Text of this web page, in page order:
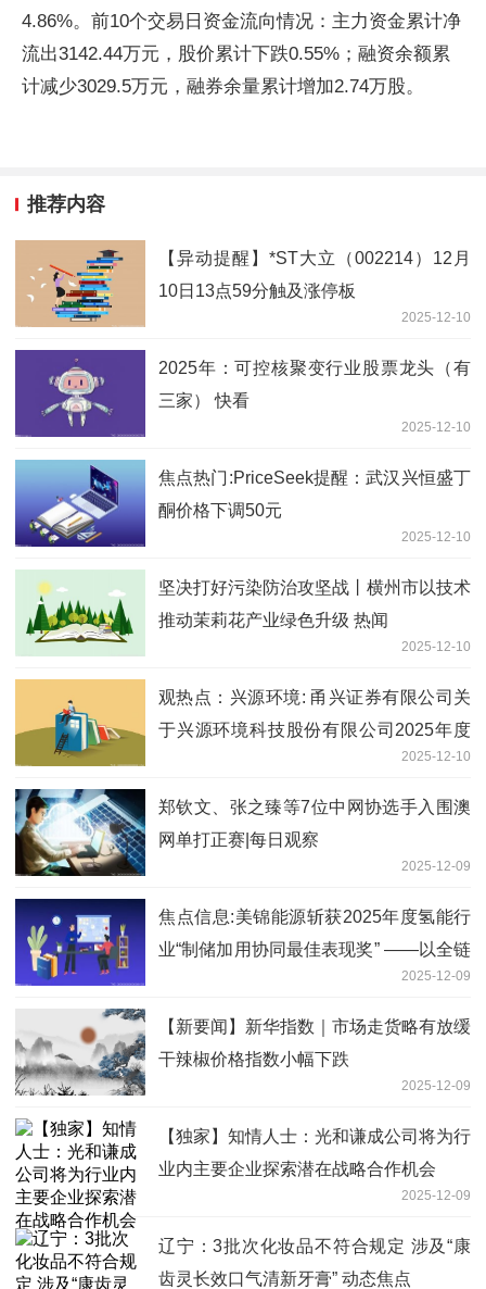
4.86%。前10个交易日资金流向情况：主力资金累计净
流出3142.44万元，股价累计下跌0.55%；融资余额累
计减少3029.5万元，融券余量累计增加2.74万股。
推荐内容
【异动提醒】*ST大立（002214）12月
10日13点59分触及涨停板
2025-12-10
2025年：可控核聚变行业股票龙头（有
三家） 快看
2025-12-10
焦点热门:PriceSeek提醒：武汉兴恒盛丁
酮价格下调50元
2025-12-10
坚决打好污染防治攻坚战丨横州市以技术
推动茉莉花产业绿色升级 热闻
2025-12-10
观热点：兴源环境: 甬兴证券有限公司关
于兴源环境科技股份有限公司2025年度
向特定对象发行A股股票并在深圳证券交
易所创业板上市之上市保荐书内容摘要
2025-12-10
郑钦文、张之臻等7位中网协选手入围澳
网单打正赛|每日观察
2025-12-09
焦点信息:美锦能源斩获2025年度氢能行
业“制储加用协同最佳表现奖” ——以全链
协同之力，打造氢能商业化新范式2025-12-09
【新要闻】新华指数｜市场走货略有放缓
干辣椒价格指数小幅下跌
2025-12-09
【独家】知情人士：光和谦成公司将为行
业内主要企业探索潜在战略合作机会
2025-12-09
辽宁：3批次化妆品不符合规定 涉及“康
齿灵长效口气清新牙膏” 动态焦点